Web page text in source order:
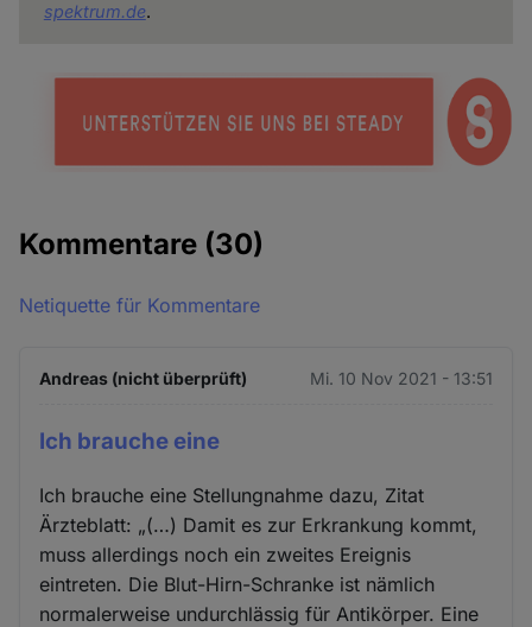
spektrum.de.
Kommentare (30)
Netiquette für Kommentare
Andreas (nicht überprüft) Mi. 10 Nov 2021 - 13:51
Ich brauche eine
Ich brauche eine Stellungnahme dazu, Zitat
Ärzteblatt: „(…) Damit es zur Erkrankung kommt,
muss allerdings noch ein zweites Ereignis
eintreten. Die Blut-Hirn-Schranke ist nämlich
normalerweise undurchlässig für Antikörper. Eine